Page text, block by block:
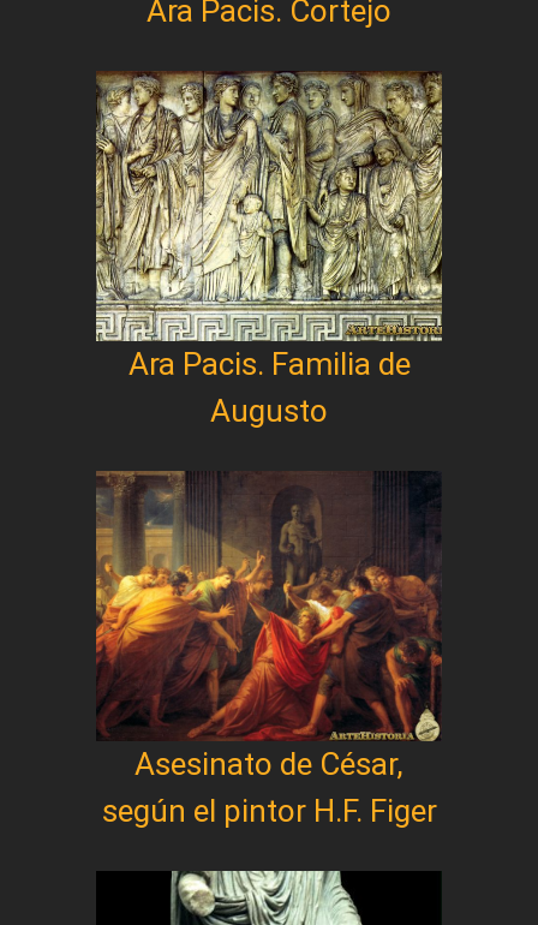
Ara Pacis. Cortejo
Ara Pacis. Familia de
Augusto
Asesinato de César,
según el pintor H.F. Figer